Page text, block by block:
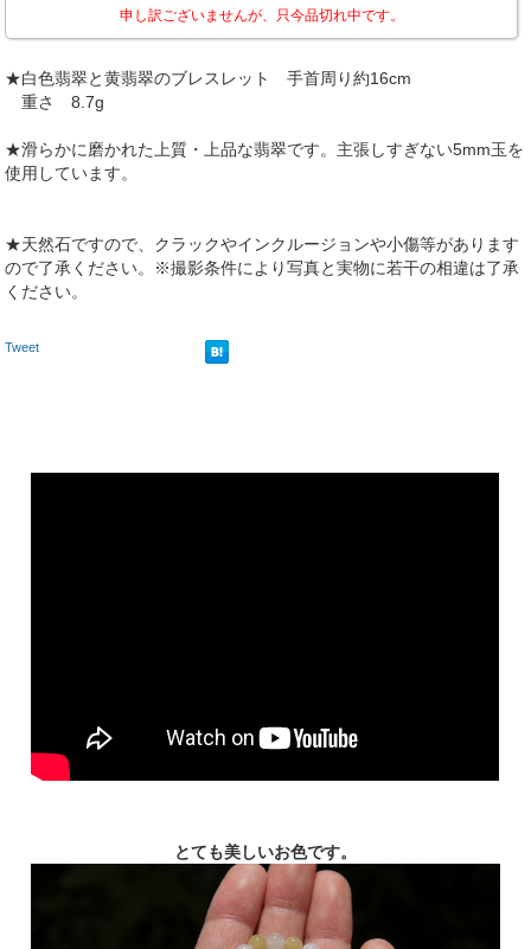
申し訳ございませんが、只今品切れ中です。
★白色翡翠と黄翡翠のブレスレット 手首周り約16cm
重さ 8.7g
★滑らかに磨かれた上質・上品な翡翠です。主張しすぎない5mm玉を
使用しています。
★天然石ですので、クラックやインクルージョンや小傷等があります
ので了承ください。※撮影条件により写真と実物に若干の相違は了承
ください。
Tweet
とても美しいお色です。